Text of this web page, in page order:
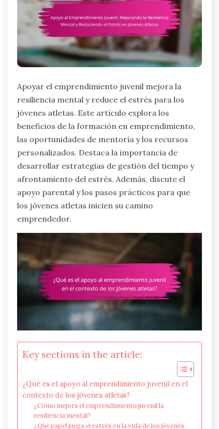
Apoyar el emprendimiento juvenil mejora la
resiliencia mental y reduce el estrés para los
jóvenes atletas. Este artículo explora los
beneficios de la formación en emprendimiento,
las oportunidades de mentoría y los recursos
personalizados. Destaca la importancia de
desarrollar estrategias de gestión del tiempo y
afrontamiento del estrés. Además, discute el
apoyo parental y los pasos prácticos para que
los jóvenes atletas inicien su camino
emprendedor.
Key sections in the article:
¿Qué es el apoyo al emprendimiento juvenil en el
contexto de los jóvenes atletas?
¿Cómo mejora el emprendimiento juvenil la
resiliencia mental?
¿Qué papel juega el estrés en la vida de los jóvenes